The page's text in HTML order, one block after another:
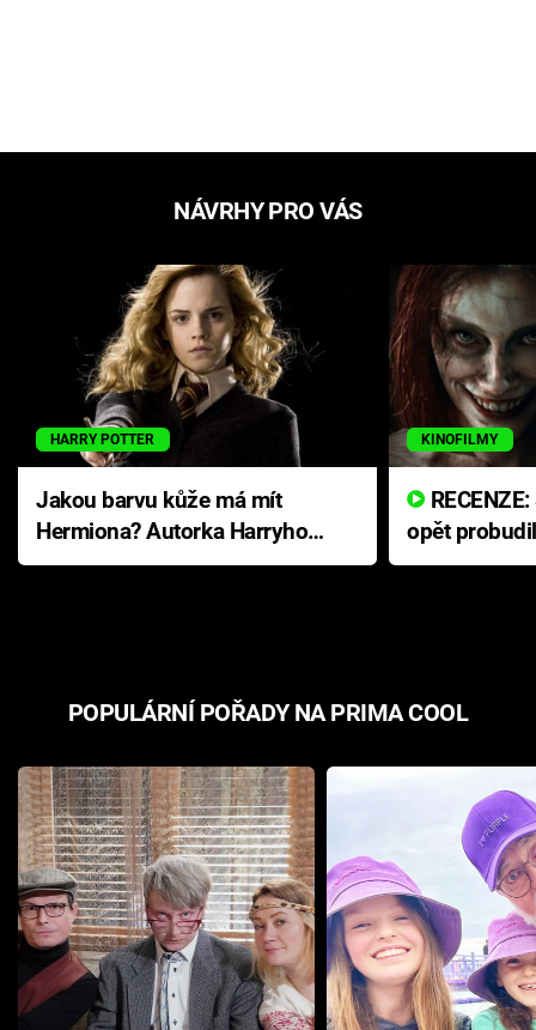
NÁVRHY PRO VÁS
HARRY POTTER
Jakou barvu kůže má mít
Hermiona? Autorka Harryho
Pottera přišla s ráznou
KINOFILMY
opět
přichází s
POPULÁRNÍ POŘADY NA PRIMA COOL